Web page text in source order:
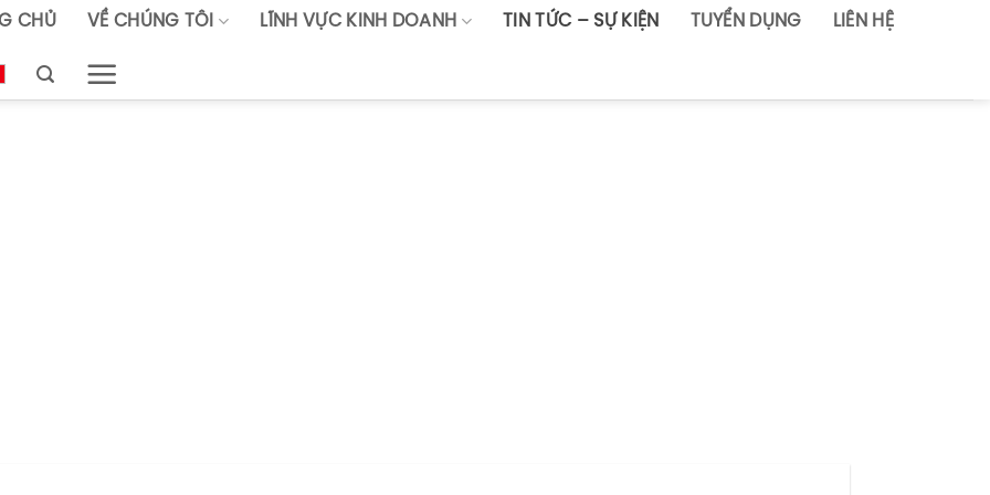
CHỦ VỀ CHÚNG TÔI LĨNH VỰC KINH DOANH TIN TỨC – SỰ KIỆN TUYỂN DỤNG LIÊN HỆ